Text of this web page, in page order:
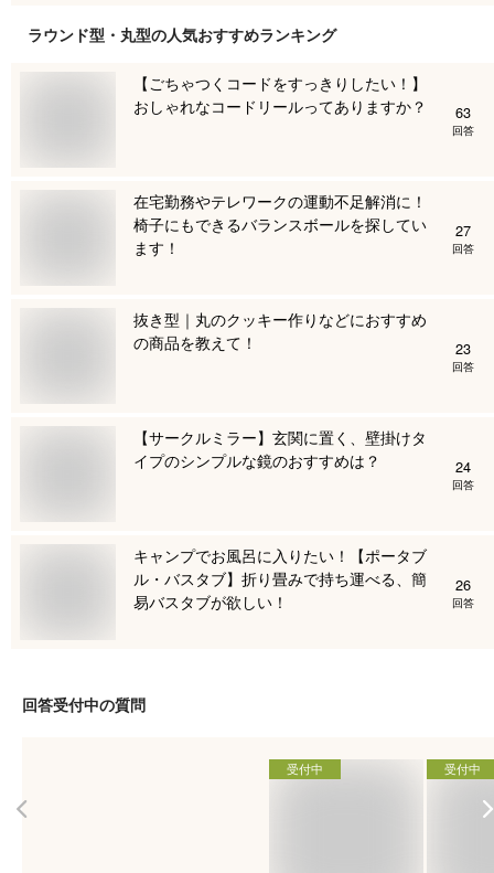
ラウンド型・丸型の人気おすすめランキング
【ごちゃつくコードをすっきりしたい！】
おしゃれなコードリールってありますか？
63
回答
在宅勤務やテレワークの運動不足解消に！
椅子にもできるバランスボールを探してい
ます！
27
回答
抜き型｜丸のクッキー作りなどにおすすめ
の商品を教えて！
23
回答
【サークルミラー】玄関に置く、壁掛けタ
イプのシンプルな鏡のおすすめは？
24
回答
キャンプでお風呂に入りたい！【ポータブ
ル・バスタブ】折り畳みで持ち運べる、簡
易バスタブが欲しい！
26
回答
回答受付中の質問
受付中 受付中